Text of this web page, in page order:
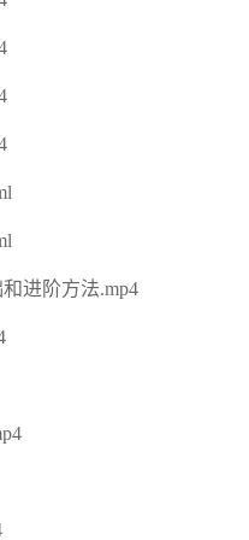
进阶方法.mp4